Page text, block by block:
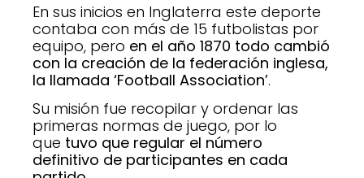
En sus inicios en Inglaterra este deporte
contaba con más de 15 futbolistas por
equipo, pero en el año 1870 todo cambió
con la creación de la federación inglesa,
la llamada ‘Football Association’.
Su misión fue recopilar y ordenar las
primeras normas de juego, por lo
que tuvo que regular el número
definitivo de participantes en cada